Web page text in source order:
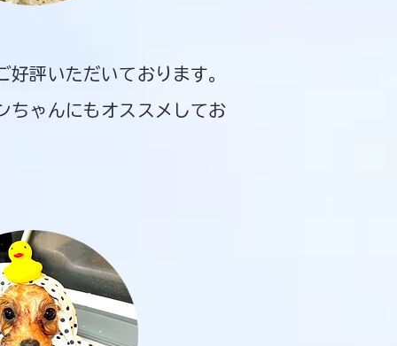
評いただいております。
ちゃんにもオススメしてお